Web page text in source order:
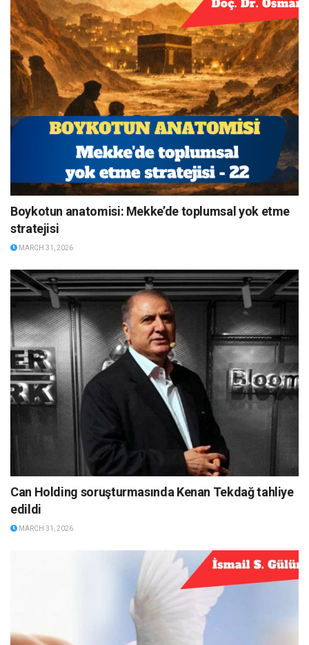
Boykotun anatomisi: Mekke’de toplumsal yok etme
stratejisi
MARCH 31, 2026
Can Holding soruşturmasında Kenan Tekdağ tahliye
edildi
MARCH 31, 2026